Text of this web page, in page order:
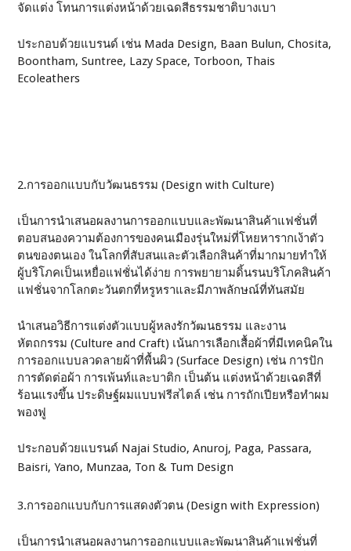
จัดแต่ง โทนการแต่งหน้าด้วยเฉดสีธรรมชาติบางเบา
ประกอบด้วยแบรนด์ เช่น Mada Design, Baan Bulun, Chosita,
Boontham, Suntree, Lazy Space, Torboon, Thais
Ecoleathers
2.การออกแบบกับวัฒนธรรม (Design with Culture)
เป็นการนำเสนอผลงานการออกแบบและพัฒนาสินค้าแฟชั่นที่
ตอบสนองความต้องการของคนเมืองรุ่นใหม่ที่โหยหารากเง้าตัว
ตนของตนเอง ในโลกที่สับสนและตัวเลือกสินค้าที่มากมายทำให้
ผู้บริโภคเป็นเหยื่อแฟชั่นได้ง่าย การพยายามดิ้นรนบริโภคสินค้า
แฟชั่นจากโลกตะวันตกที่หรูหราและมีภาพลักษณ์ที่ทันสมัย
นำเสนอวิธีการแต่งตัวแบบผู้หลงรักวัฒนธรรม และงาน
หัตถกรรม (Culture and Craft) เน้นการเลือกเสื้อผ้าที่มีเทคนิคใน
การออกแบบลวดลายผ้าที่พื้นผิว (Surface Design) เช่น การปัก
การตัดต่อผ้า การเพ้นท์และบาติก เป็นต้น แต่งหน้าด้วยเฉดสีที่
ร้อนแรงขึ้น ประดิษฐ์ผมแบบฟรีสไตล์ เช่น การถักเปียหรือทำผม
พองฟู
ประกอบด้วยแบรนด์ Najai Studio, Anuroj, Paga, Passara,
Baisri, Yano, Munzaa, Ton & Tum Design
3.การออกแบบกับการแสดงตัวตน (Design with Expression)
เป็นการนำเสนอผลงานการออกแบบและพัฒนาสินค้าแฟชั่นที่